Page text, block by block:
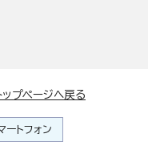
ップページへ戻る
ートフォン